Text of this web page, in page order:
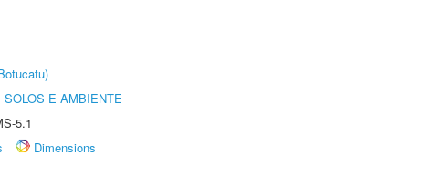
SOLOS E AMBIENTE
5.1
Dimensions